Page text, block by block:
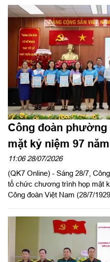
địa bàn.
Công đoàn phường
mặt kỷ niệm 97
Việt Nam
11:06 28/07/2026
(QK7 Online) - Sáng 28/7,
tổ chức chương trình họp mặt
Công đoàn Việt Nam (28/7/